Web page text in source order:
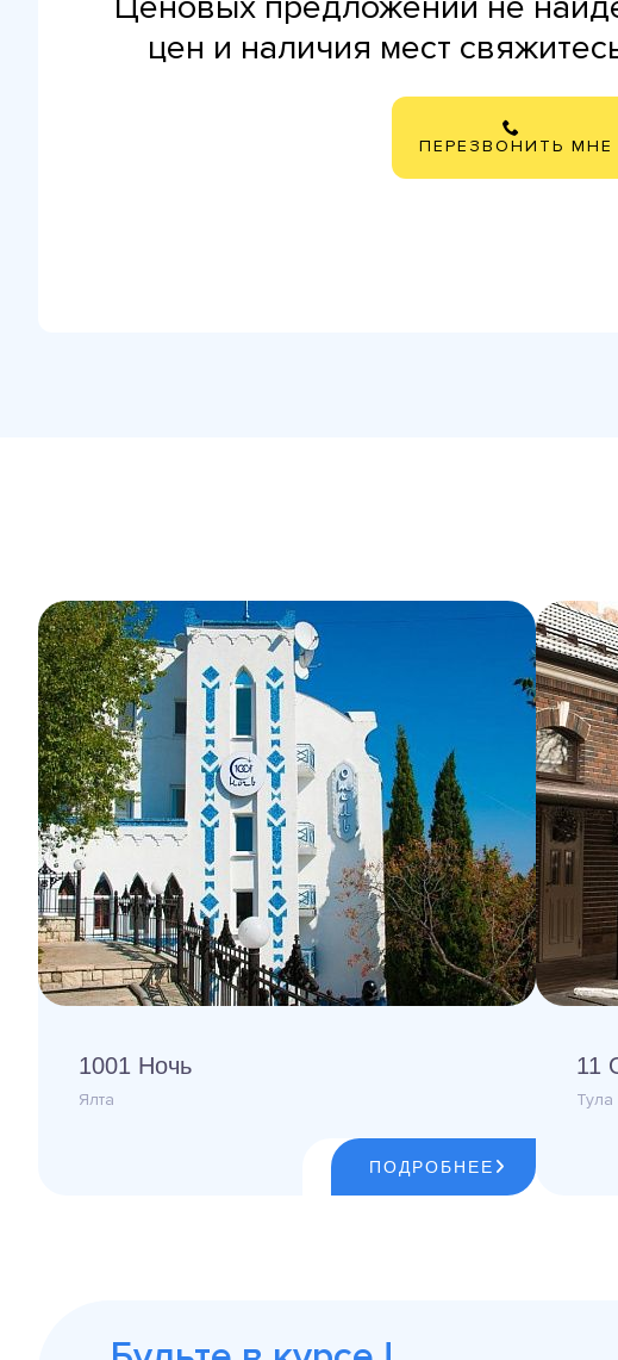
цен и наличия мест
ПЕРЕЗВОНИТЬ МНЕ
1001 Ночь
Ялта
ПОДРОБНЕЕ
11
Тула